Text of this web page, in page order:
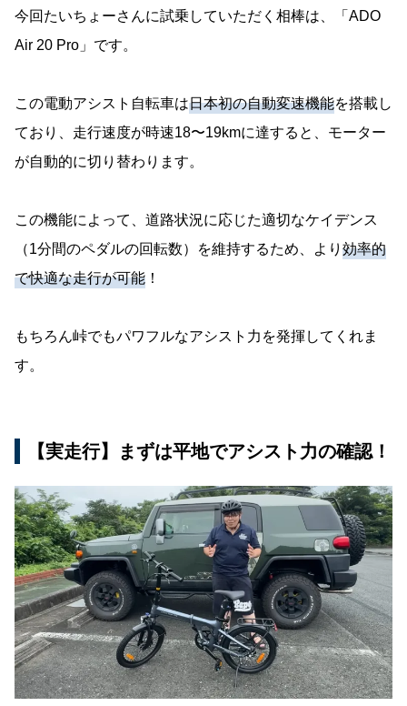
今回たいちょーさんに試乗していただく相棒は、「ADO
Air 20 Pro」です。
この電動アシスト自転車は日本初の自動変速機能を搭載し
ており、走行速度が時速18〜19kmに達すると、モーター
が自動的に切り替わります。
この機能によって、道路状況に応じた適切なケイデンス
（1分間のペダルの回転数）を維持するため、より 効率的
で快適な走行が可能 ！
もちろん峠でもパワフルなアシスト力を発揮してくれま
す。
【実走行】まずは平地でアシスト力の確認！